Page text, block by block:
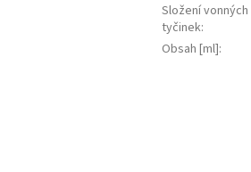
Složení vonných
tyčinek:
Obsah [ml]: